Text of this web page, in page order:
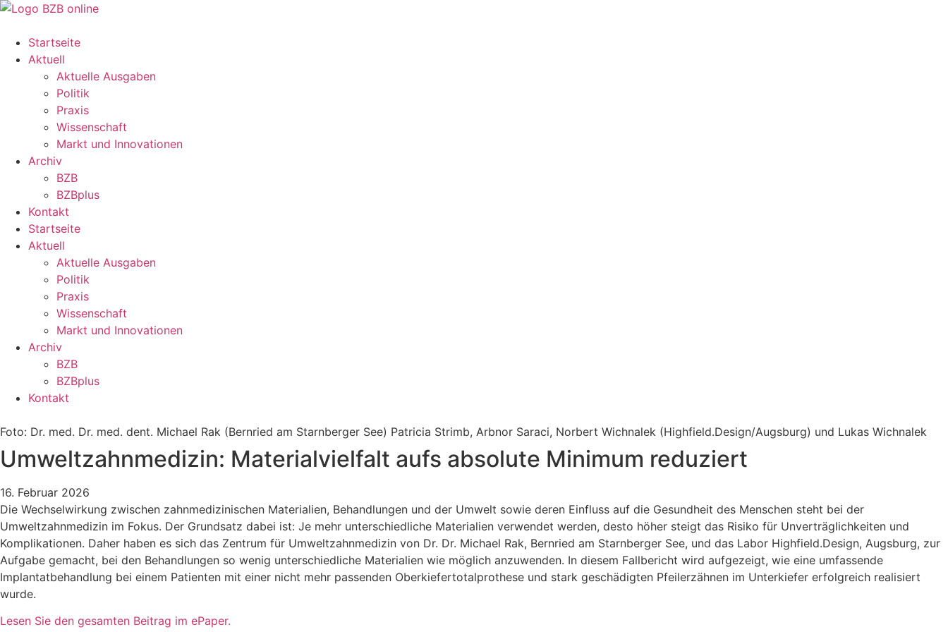
Startseite
Aktuell
Aktuelle Ausgaben
Politik
Praxis
Wissenschaft
Markt und Innovationen
Archiv
BZB
BZBplus
Kontakt
Startseite
Aktuell
Aktuelle Ausgaben
Politik
Praxis
Wissenschaft
Markt und Innovationen
Archiv
BZB
BZBplus
Kontakt
Foto: Dr. med. Dr. med. dent. Michael Rak (Bernried am Starnberger See) Patricia Strimb, Arbnor Saraci, Norbert Wichnalek (Highfield.Design/Augsburg) und Lukas Wichnalek
Umweltzahnmedizin: Materialvielfalt aufs absolute Minimum reduziert
16. Februar 2026
Die Wechselwirkung zwischen zahnmedizinischen Materialien, Behandlungen und der Umwelt sowie deren Einfluss auf die Gesundheit des Menschen steht bei der
Umweltzahnmedizin im Fokus. Der Grundsatz dabei ist: Je mehr unterschiedliche Materialien verwendet werden, desto höher steigt das Risiko für Unverträglichkeiten und
Komplikationen. Daher haben es sich das Zentrum für Umweltzahnmedizin von Dr. Dr. Michael Rak, Bernried am Starnberger See, und das Labor Highfield.Design, Augsburg, zur
Aufgabe gemacht, bei den Behandlungen so wenig unterschiedliche Materialien wie möglich anzuwenden. In diesem Fallbericht wird aufgezeigt, wie eine umfassende
Implantatbehandlung bei einem Patienten mit einer nicht mehr passenden Oberkiefertotalprothese und stark geschädigten Pfeilerzähnen im Unterkiefer erfolgreich realisiert
wurde.
Lesen Sie den gesamten Beitrag im ePaper.